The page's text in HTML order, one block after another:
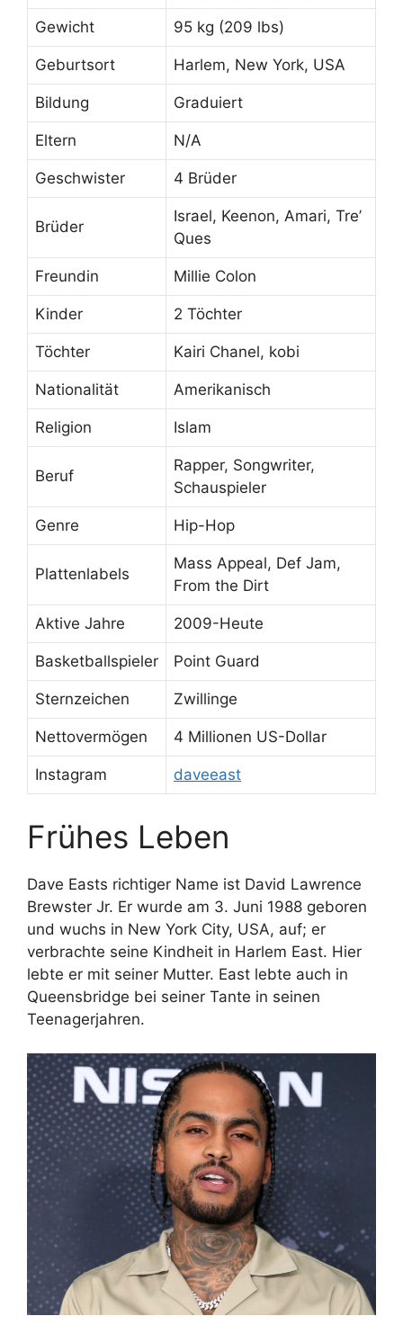
Gewicht 95 kg (209 lbs)
Geburtsort Harlem, New York, USA
Bildung Graduiert
Eltern N/A
Geschwister 4 Brüder
Brüder
Israel, Keenon, Amari, Tre’
Ques
Freundin Millie Colon
Kinder 2 Töchter
Töchter Kairi Chanel, kobi
Nationalität Amerikanisch
Religion Islam
Beruf
Rapper, Songwriter,
Schauspieler
Genre Hip-Hop
Plattenlabels
Mass Appeal, Def Jam,
From the Dirt
Aktive Jahre 2009-Heute
Basketballspieler Point Guard
Sternzeichen Zwillinge
Nettovermögen 4 Millionen US-Dollar
Instagram daveeast
Frühes Leben
Dave Easts richtiger Name ist David Lawrence
Brewster Jr. Er wurde am 3. Juni 1988 geboren
und wuchs in New York City, USA, auf; er
verbrachte seine Kindheit in Harlem East. Hier
lebte er mit seiner Mutter. East lebte auch in
Queensbridge bei seiner Tante in seinen
Teenagerjahren.